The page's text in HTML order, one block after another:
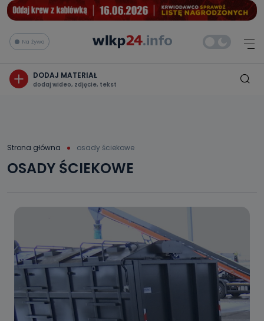
Na żywo
DODAJ MATERIAŁ
dodaj wideo, zdjęcie, tekst
Strona główna osady ściekowe
OSADY ŚCIEKOWE